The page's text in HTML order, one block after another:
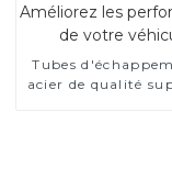
Tubes
acier de qualité